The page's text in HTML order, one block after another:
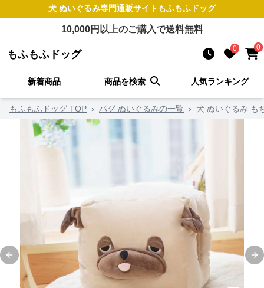
犬 ぬいぐるみ専門通販サイト もふもふドッグ
10,000円以上のご購入で送料無料
もふもふドッグ 0 0
新着商品 商品を検索 人気ランキング
もふもふドッグ TOP › パグ ぬいぐるみの一覧 › 犬 ぬいぐるみ も
Previous slide